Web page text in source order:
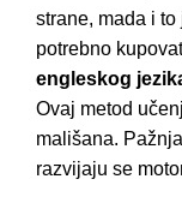
strane, mada i
potrebno
engleskog
Ovaj metod
mališana.
razvijaju se